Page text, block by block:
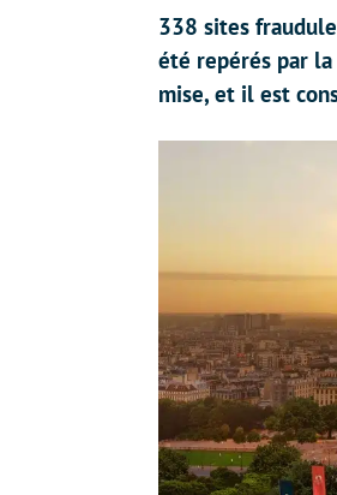
338 sites
été repérés par
mise, et il est